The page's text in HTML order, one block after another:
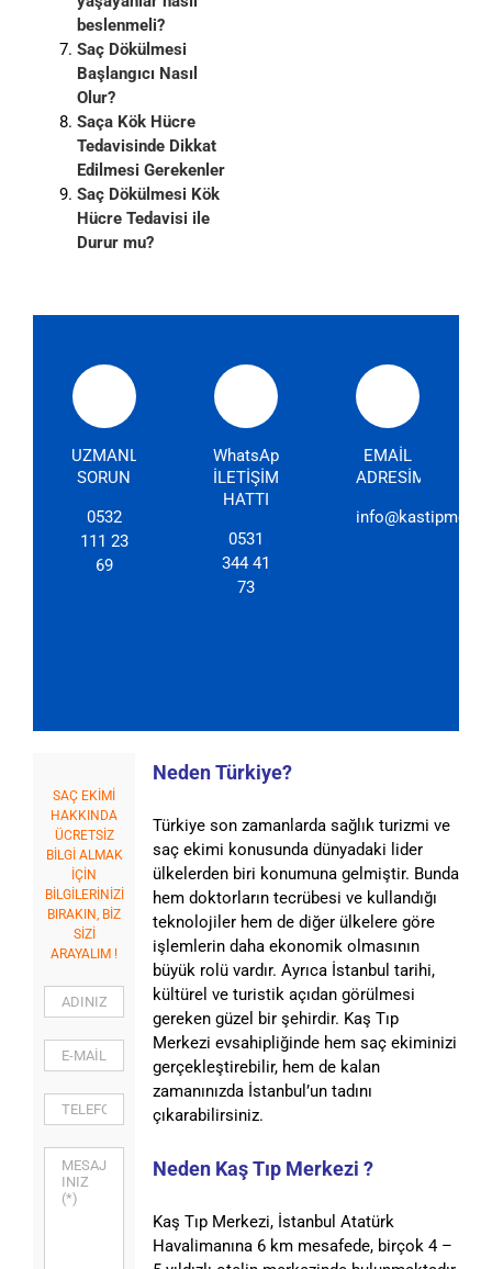
beslenmeli?
Saç Dökülmesi
Başlangıcı Nasıl
Olur?
Saça Kök Hücre
Tedavisinde Dikkat
Edilmesi Gerekenler
Saç Dökülmesi Kök
Hücre Tedavisi ile
Durur mu?
UZMANLARIMIZA
SORUN
0532
111 23
69
WhatsApp
İLETİŞİM
HATTI
0531
344 41
73
EMAİL
ADRESİMİZ
SAÇ EKİMİ
HAKKINDA
ÜCRETSİZ
BİLGİ ALMAK
İÇİN
BİLGİLERİNİZİ
BIRAKIN, BİZ
SİZİ
ARAYALIM !
Neden Türkiye?
Türkiye son zamanlarda sağlık turizmi ve
saç ekimi konusunda dünyadaki lider
ülkelerden biri konumuna gelmiştir. Bunda
hem doktorların tecrübesi ve kullandığı
teknolojiler hem de diğer ülkelere göre
işlemlerin daha ekonomik olmasının
büyük rolü vardır. Ayrıca İstanbul tarihi,
kültürel ve turistik açıdan görülmesi
gereken güzel bir şehirdir. Kaş Tıp
Merkezi evsahipliğinde hem saç ekiminizi
gerçekleştirebilir, hem de kalan
zamanınızda İstanbul’un tadını
çıkarabilirsiniz.
Neden Kaş Tıp Merkezi ?
Kaş Tıp Merkezi, İstanbul Atatürk
Havalimanına 6 km mesafede, birçok 4 –